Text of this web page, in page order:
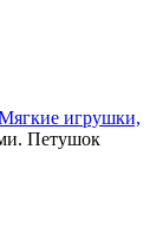
игрушки,
Петушок